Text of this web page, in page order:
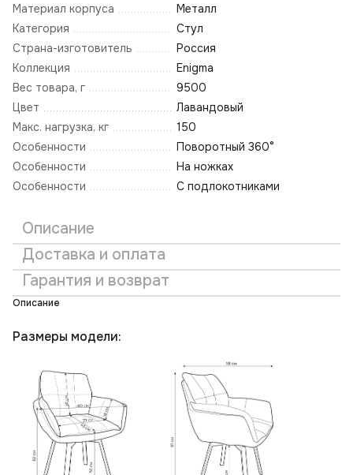
Материал корпуса
Металл
Категория
Стул
Страна-изготовитель
Россия
Коллекция
Enigma
Вес товара, г
9500
Цвет
Лавандовый
Макс. нагрузка, кг
150
Особенности
Поворотный 360°
Особенности
На ножках
Особенности
С подлокотниками
Описание
Доставка и оплата
Гарантия и возврат
Описание
Размеры модели: